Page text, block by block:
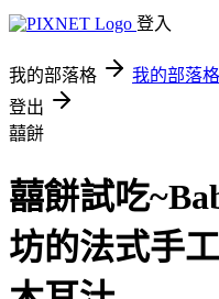
登入
我的部落格 我的部落
登出
囍餅
囍餅試吃
坊的法式手